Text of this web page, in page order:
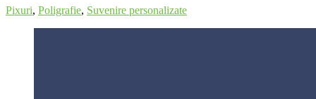
Pixuri, Poligrafie, Suvenire personalizate